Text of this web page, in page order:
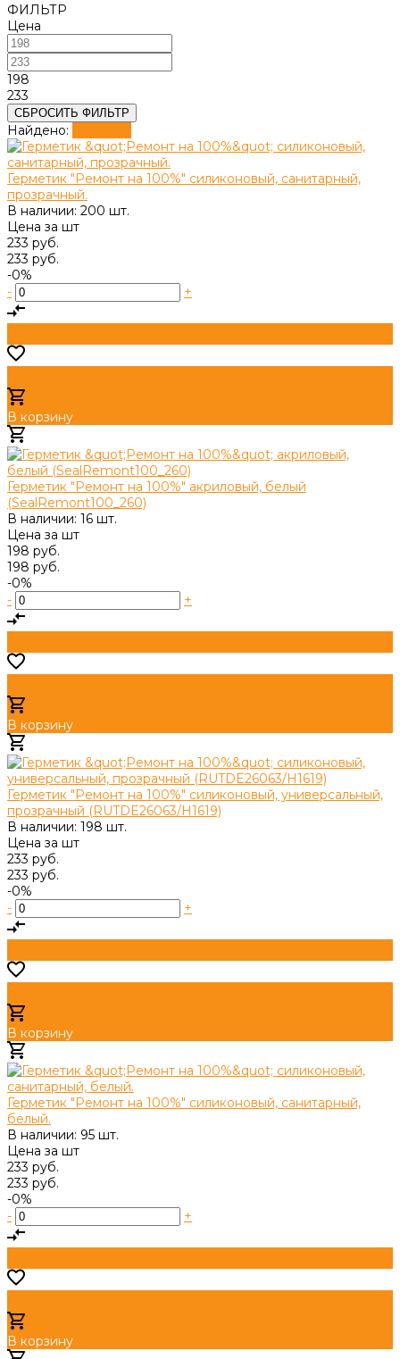
ФИЛЬТР
Цена
198
233
СБРОСИТЬ ФИЛЬТР
Найдено:
Герметик "Ремонт на 100%" cиликоновый, санитарный,
прозрачный.
В наличии: 200 шт.
Цена за шт
233 руб.
233 руб.
-0%
-
+
В корзину
Герметик "Ремонт на 100%" акриловый, белый
(SealRemont100_260)
В наличии: 16 шт.
Цена за шт
198 руб.
198 руб.
-0%
-
+
В корзину
Герметик "Ремонт на 100%" cиликоновый, универсальный,
прозрачный (RUTDE26063/H1619)
В наличии: 198 шт.
Цена за шт
233 руб.
233 руб.
-0%
-
+
В корзину
Герметик "Ремонт на 100%" cиликоновый, санитарный,
белый.
В наличии: 95 шт.
Цена за шт
233 руб.
233 руб.
-0%
-
+
В корзину